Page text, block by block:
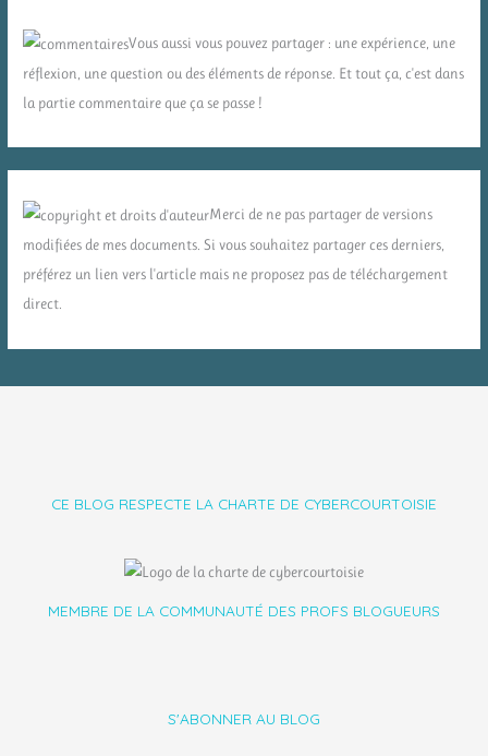
Vous aussi vous pouvez partager : une expérience, une
réflexion, une question ou des éléments de réponse. Et tout ça, c'est dans
la partie commentaire que ça se passe !
Merci de ne pas partager de versions
modifiées de mes documents. Si vous souhaitez partager ces derniers,
préférez un lien vers l'article mais ne proposez pas de téléchargement
direct.
CE BLOG RESPECTE LA CHARTE DE CYBERCOURTOISIE
MEMBRE DE LA COMMUNAUTÉ DES PROFS BLOGUEURS
S'ABONNER AU BLOG